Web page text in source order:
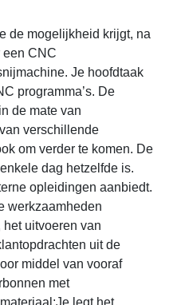
de mogelijkheid krijgt, na
een CNC
Je hoofdtaak
programma’s. De
de mate van
verschillende
om verder te komen. De
dag hetzelfde is.
opleidingen aanbiedt.
werkzaamheden
uitvoeren van
uit de
middel van vooraf
met
legt het